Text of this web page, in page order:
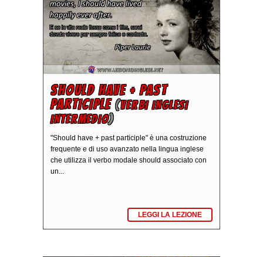
SHOULD HAVE + PAST
PARTICIPLE (VERBI INGLESI
INTERMEDIO)
"Should have + past participle" è una costruzione
frequente e di uso avanzato nella lingua inglese
che utilizza il verbo modale should associato con
un...
LEGGI LA LEZIONE